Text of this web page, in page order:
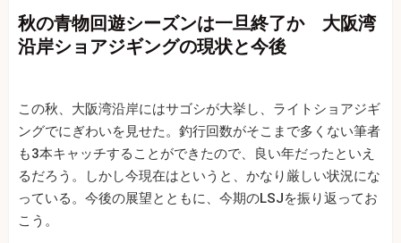
秋の青物回遊シーズンは一旦終了か 大阪湾
沿岸ショアジギングの現状と今後
この秋、大阪湾沿岸にはサゴシが大挙し、ライトショアジギ
ングでにぎわいを見せた。釣行回数がそこまで多くない筆者
も3本キャッチすることができたので、良い年だったといえ
るだろう。しかし今現在はというと、かなり厳しい状況にな
っている。今後の展望とともに、今期のLSJを振り返ってお
こう。